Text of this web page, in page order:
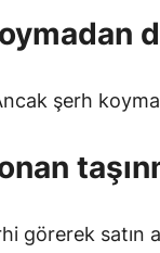
şerh
görerek satın